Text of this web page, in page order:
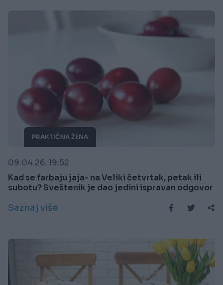
PRAKTIČNA ŽENA
09.04.26. 19:52
Kad se farbaju jaja- na Veliki četvrtak, petak ili
subotu? Sveštenik je dao jedini ispravan odgovor
Saznaj više